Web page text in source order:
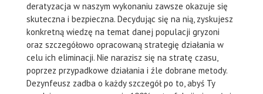
deratyzacja w naszym wykonaniu zawsze okazuje się
skuteczna i bezpieczna. Decydując się na nią, zyskujesz
konkretną wiedzę na temat danej populacji gryzoni
oraz szczegółowo opracowaną strategię działania w
celu ich eliminacji. Nie narazisz się na stratę czasu,
poprzez przypadkowe działania i źle dobrane metody.
Dezynfeusz zadba o każdy szczegół po to, abyś Ty